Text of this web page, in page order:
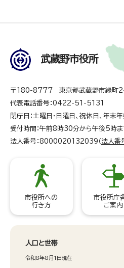
武蔵野市役所
〒180-8777 東京都武蔵野市緑町
代表電話番号：0422-51-5131
閉庁日：土曜日・日曜日、祝休日、年末
受付時間：午前8時30分から午後5時ま
法人番号：8000020132039（ 法人番
市役所への
行き方
市役所庁
ご案内
人口と世帯
令和8年8月1日現在